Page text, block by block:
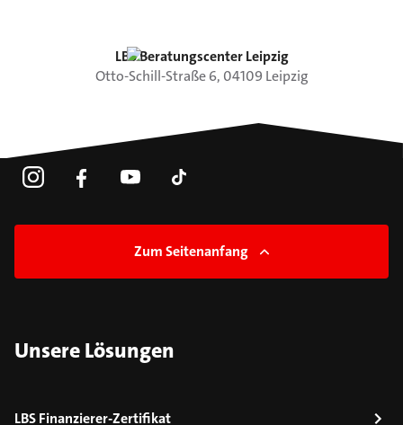
LBS Beratungscenter Leipzig
Otto-Schill-Straße 6, 04109 Leipzig
Zum Seitenanfang
Unsere Lösungen
LBS Finanzierer-Zertifikat